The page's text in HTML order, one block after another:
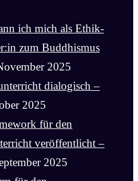
ich mich als Ethik-
zum Buddhismus
2025
dialogisch –
2025
für den
veröffentlicht –
2025